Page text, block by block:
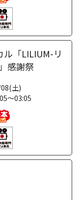
「LILIUM-リ
感謝祭
土)
～03:05